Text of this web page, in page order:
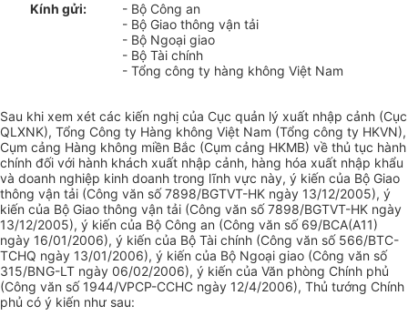
Kính gửi:
- Bộ Công an
- Bộ Giao thông vận tải
- Bộ Ngoại giao
- Bộ Tài chính
- Tổng công ty hàng không Việt Nam
Sau khi xem xét các kiến nghị của Cục quản lý xuất nhập cảnh (Cục
QLXNK), Tổng Công ty Hàng không Việt Nam (Tổng công ty HKVN),
Cụm cảng Hàng không miền Bắc (Cụm cảng HKMB) về thủ tục hành
chính đối với hành khách xuất nhập cảnh, hàng hóa xuất nhập khẩu
và doanh nghiệp kinh doanh trong lĩnh vực này, ý kiến của Bộ Giao
thông vận tải (Công văn số 7898/BGTVT-HK ngày 13/12/2005), ý
kiến của Bộ Giao thông vận tải (Công văn số 7898/BGTVT-HK ngày
13/12/2005), ý kiến của Bộ Công an (Công văn số 69/BCA(A11)
ngày 16/01/2006), ý kiến của Bộ Tài chính (Công văn số 566/BTC-
TCHQ ngày 13/01/2006), ý kiến của Bộ Ngoại giao (Công văn số
315/BNG-LT ngày 06/02/2006), ý kiến của Văn phòng Chính phủ
(Công văn số 1944/VPCP-CCHC ngày 12/4/2006), Thủ tướng Chính
phủ có ý kiến như sau: